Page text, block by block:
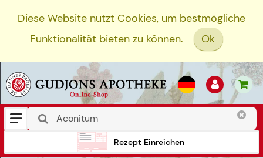
Diese Website nutzt Cookies, um bestmögliche
Funktionalität bieten zu können.
Ok
Rezept Einreichen